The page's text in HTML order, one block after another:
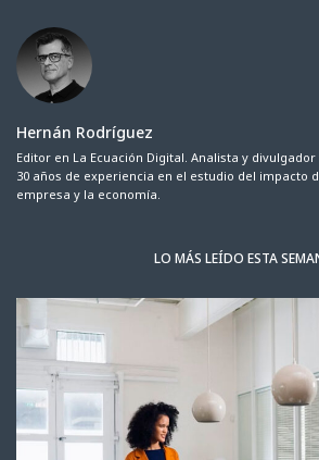
Hernán Rodríguez
Editor en La Ecuación Digital. Analista y
30 años de experiencia en el estudio del impacto
empresa y la economía.
LO MÁS LEÍDO ESTA